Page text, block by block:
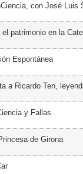
con José Luis
el patrimonio en la
Espontánea
a Ricardo Ten,
y Fallas
de Girona